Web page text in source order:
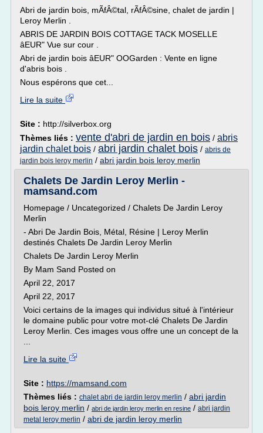
Abri de jardin bois, mÃfÂ©tal, rÃfÂ©sine, chalet de jardin |
Leroy Merlin .
ABRIS DE JARDIN BOIS COTTAGE TACK MOSELLE
âEUR" Vue sur cour .
Abri de jardin bois âEUR" OOGarden : Vente en ligne
d'abris bois .
Nous espérons que cet...
Lire la suite
Site : http://silverbox.org
Thèmes liés : vente d'abri de jardin en bois / abris
jardin chalet bois / abri jardin chalet bois / abris de
jardin bois leroy merlin / abri jardin bois leroy merlin
Chalets De Jardin Leroy Merlin -
mamsand.com
Homepage / Uncategorized / Chalets De Jardin Leroy
Merlin
- Abri De Jardin Bois, Métal, Résine | Leroy Merlin
destinés Chalets De Jardin Leroy Merlin
Chalets De Jardin Leroy Merlin
By Mam Sand Posted on
April 22, 2017
April 22, 2017
Voici certains de la images qui individus situé à l'intérieur
le domaine public pour votre mot-clé Chalets De Jardin
Leroy Merlin. Ces images vous offre une un concept de la
Lire la suite
Site : https://mamsand.com
Thèmes liés : chalet abri de jardin leroy merlin / abri jardin
bois leroy merlin / abri de jardin leroy merlin en resine / abri jardin
metal leroy merlin / abri de jardin leroy merlin